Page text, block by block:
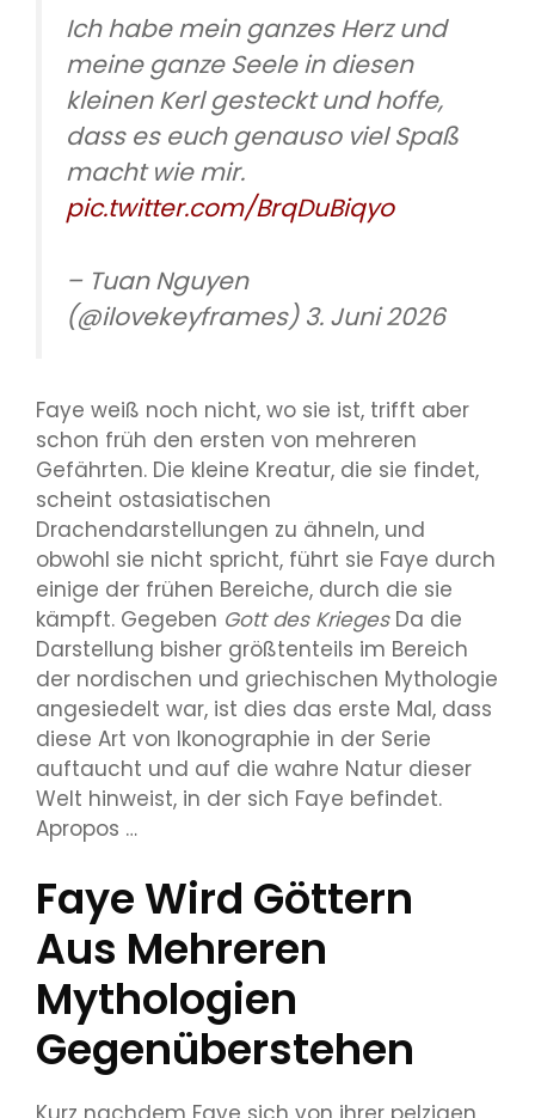
Ich habe mein ganzes Herz und
meine ganze Seele in diesen
kleinen Kerl gesteckt und hoffe,
dass es euch genauso viel Spaß
macht wie mir.
pic.twitter.com/BrqDuBiqyo
– Tuan Nguyen
(@ilovekeyframes) 3. Juni 2026
Faye weiß noch nicht, wo sie ist, trifft aber
schon früh den ersten von mehreren
Gefährten. Die kleine Kreatur, die sie findet,
scheint ostasiatischen
Drachendarstellungen zu ähneln, und
obwohl sie nicht spricht, führt sie Faye durch
einige der frühen Bereiche, durch die sie
kämpft. Gegeben Gott des KriegesDa die
Darstellung bisher größtenteils im Bereich
der nordischen und griechischen Mythologie
angesiedelt war, ist dies das erste Mal, dass
diese Art von Ikonographie in der Serie
auftaucht und auf die wahre Natur dieser
Welt hinweist, in der sich Faye befindet.
Apropos …
Faye Wird Göttern
Aus Mehreren
Mythologien
Gegenüberstehen